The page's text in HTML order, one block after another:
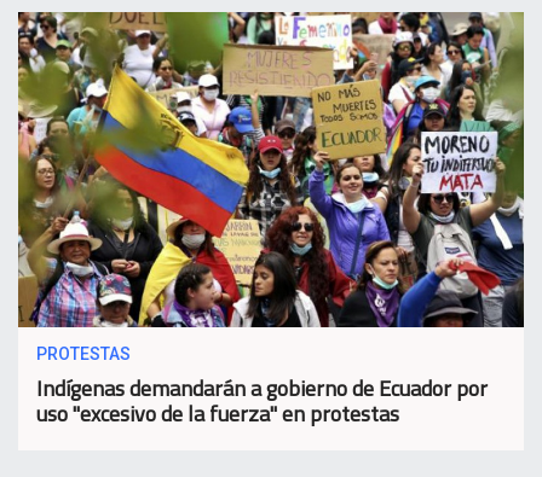
PROTESTAS
Indígenas demandarán a gobierno de Ecuador por
uso "excesivo de la fuerza" en protestas